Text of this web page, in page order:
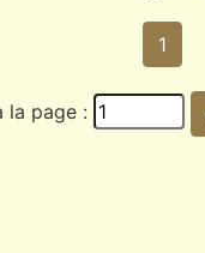
1
la page :